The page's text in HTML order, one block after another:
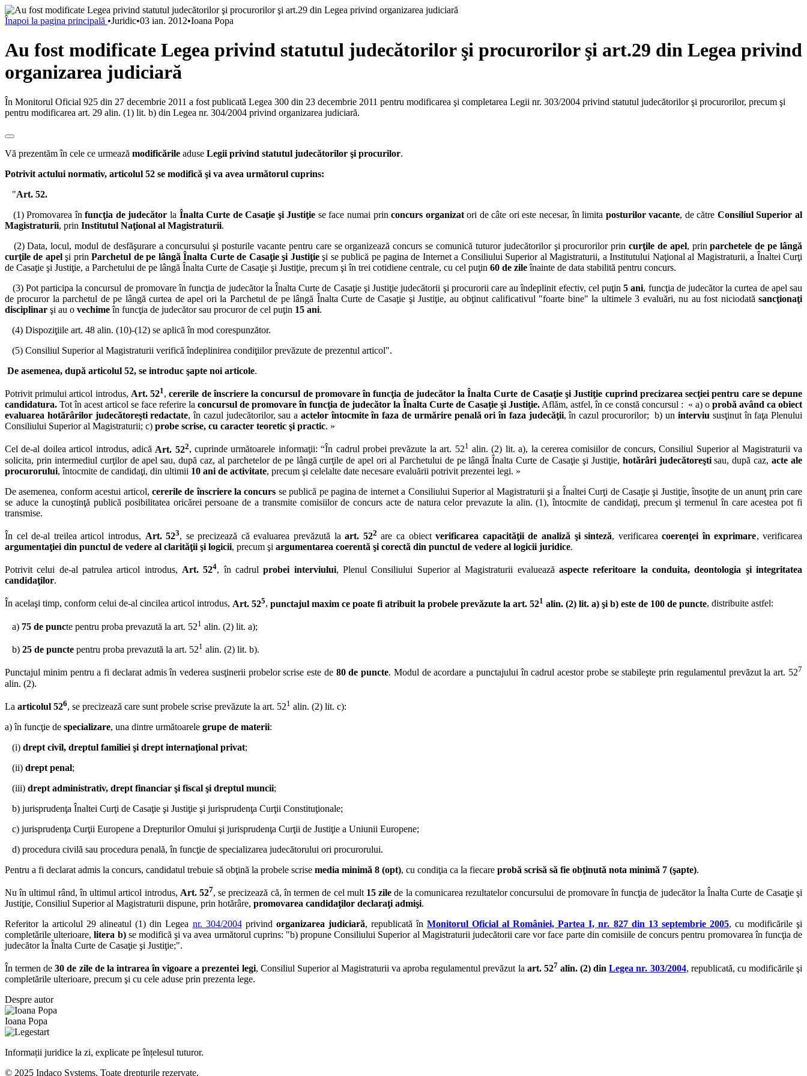
Înapoi la pagina principală •Juridic•03 ian. 2012•Ioana Popa
Au fost modificate Legea privind statutul judecătorilor şi procurorilor şi art.29 din Legea privind
organizarea judiciară
În Monitorul Oficial 925 din 27 decembrie 2011 a fost publicată Legea 300 din 23 decembrie 2011 pentru modificarea şi completarea Legii nr. 303/2004 privind statutul judecătorilor şi procurorilor, precum şi
pentru modificarea art. 29 alin. (1) lit. b) din Legea nr. 304/2004 privind organizarea judiciară.
Vă prezentăm în cele ce urmează modificările aduse Legii privind statutul judecătorilor şi procurilor.
Potrivit actului normativ, articolul 52 se modifică şi va avea următorul cuprins:
"Art. 52.
(1) Promovarea în funcţia de judecător la Înalta Curte de Casaţie şi Justiţie se face numai princoncurs organizatori de câte ori este necesar, în limita posturilor vacante, de către Consiliul Superior al
Magistraturii, prin Institutul Naţional al Magistraturii.
(2) Data, locul, modul de desfăşurare a concursului şi posturile vacante pentru care se organizează concurs se comunică tuturor judecătorilor şi procurorilor princurţile de apel, prinparchetele de pe lângă
curţile de apelşi prin Parchetul de pe lângă Înalta Curte de Casaţie şi Justiţieşi se publică pe pagina de Internet a Consiliului Superior al Magistraturii, a Institutului Naţional al Magistraturii, a Înaltei Curţi
de Casaţie şi Justiţie, a Parchetului de pe lângă Înalta Curte de Casaţie şi Justiţie, precum şi în trei cotidiene centrale, cu cel puţin 60 de zileînainte de data stabilită pentru concurs.
(3) Pot participa la concursul de promovare în funcţia de judecător la Înalta Curte de Casaţie şi Justiţie judecătorii şi procurorii care au îndeplinit efectiv, cel puţin5 ani, funcţia de judecător la curtea de apel sau
de procuror la parchetul de pe lângă curtea de apel ori la Parchetul de pe lângă Înalta Curte de Casaţie şi Justiţie, au obţinut calificativul "foarte bine" la ultimele 3 evaluări, nu au fost niciodată sancţionaţi
disciplinar şi au o vechimeîn funcţia de judecător sau procuror de cel puţin 15 ani.
(4) Dispoziţiile art. 48 alin. (10)-(12) se aplică în mod corespunzător.
(5) Consiliul Superior al Magistraturii verifică îndeplinirea condiţiilor prevăzute de prezentul articol".
De asemenea, după articolul 52, se introduc şapte noi articole.
Potrivit primului articol introdus, Art. 521 ,cererile de înscriere la concursul de promovare în funcţia de judecător la Înalta Curte de Casaţie şi Justiţie cuprind precizarea secţiei pentru care se depune
candidatura. Tot în acest articol se face referire la concursul de promovare în funcţia de judecător la Înalta Curte de Casaţie şi Justiţie. Aflăm, astfel, în ce constă concursul : « a) o probă având ca obiect
evaluarea hotărârilor judecătoreşti redactate, în cazul judecătorilor, sau a actelor întocmite în faza de urmărire penală ori în faza judecăţii, în cazul procurorilor; b) un interviu susţinut în faţa Plenului
Consiliului Superior al Magistraturii; c) probe scrise, cu caracter teoretic şi practic. »
Cel de-al doilea articol introdus, adică Art. 522, cuprinde următoarele informaţii: “În cadrul probei prevăzute la art. 521 alin. (2) lit. a), la cererea comisiilor de concurs, Consiliul Superior al Magistraturii va
solicita, prin intermediul curţilor de apel sau, după caz, al parchetelor de pe lângă curţile de apel ori al Parchetului de pe lângă Înalta Curte de Casaţie şi Justiţie, hotărâri judecătoreştisau, după caz,acte ale
procurorului, întocmite de candidaţi, din ultimii 10 ani de activitate, precum şi celelalte date necesare evaluării potrivit prezentei legi. »
De asemenea, conform acestui articol, cererile de înscriere la concurs se publică pe pagina de internet a Consiliului Superior al Magistraturii şi a Înaltei Curţi de Casaţie şi Justiţie, însoţite de un anunţ prin care
se aduce la cunoştinţă publică posibilitatea oricărei persoane de a transmite comisiilor de concurs acte de natura celor prevazute la alin. (1), întocmite de candidaţi, precum şi termenul în care acestea pot fi
transmise.
În cel de-al treilea articol introdus, Art. 523, se precizează că evaluarea prevăzută laart. 522 are ca obiectverificarea capacităţii de analiză şi sinteză, verificareacoerenţei în exprimare, verificarea
argumentaţiei din punctul de vedere al clarităţii şi logicii, precum şi argumentarea coerentă şi corectă din punctul de vedere al logicii juridice.
Potrivit celui de-al patrulea articol introdus, Art. 524, în cadrulprobei interviului, Plenul Consiliului Superior al Magistraturii evalueazăaspecte referitoare la conduita, deontologia şi integritatea
candidaţilor.
În acelaşi timp, conform celui de-al cincilea articol introdus, Art. 525, punctajul maxim ce poate fi atribuit la probele prevăzute la art. 521 alin. (2) lit. a) şi b) este de 100 de puncte, distribuite astfel:
a) 75 de puncte pentru proba prevazută la art. 521 alin. (2) lit. a);
b) 25 de puncte pentru proba prevazută la art. 521 alin. (2) lit. b).
Punctajul minim pentru a fi declarat admis în vederea susţinerii probelor scrise este de 80 de puncte. Modul de acordare a punctajului în cadrul acestor probe se stabileşte prin regulamentul prevăzut la art. 527
alin. (2).
La articolul 526, se precizează care sunt probele scrise prevăzute la art. 521 alin. (2) lit. c):
a) în funcţie de specializare, una dintre următoarele grupe de materii:
(i) drept civil, dreptul familiei şi drept internaţional privat;
(ii) drept penal;
(iii) drept administrativ, drept financiar şi fiscal şi dreptul muncii;
b) jurisprudenţa Înaltei Curţi de Casaţie şi Justiţie şi jurisprudenţa Curţii Constituţionale;
c) jurisprudenţa Curţii Europene a Drepturilor Omului şi jurisprudenţa Curţii de Justiţie a Uniunii Europene;
d) procedura civilă sau procedura penală, în funcţie de specializarea judecătorului ori procurorului.
Pentru a fi declarat admis la concurs, candidatul trebuie să obţină la probele scrise media minimă 8 (opt), cu condiţia ca la fiecare probă scrisă să fie obţinută nota minimă 7 (şapte).
Nu în ultimul rând, în ultimul articol introdus, Art. 527, se precizează că, în termen de cel mult 15 zile de la comunicarea rezultatelor concursului de promovare în funcţia de judecător la Înalta Curte de Casaţie şi
Justiţie, Consiliul Superior al Magistraturii dispune, prin hotărâre, promovarea candidaţilor declaraţi admişi.
Referitor la articolul 29 alineatul (1) din Legea nr. 304/2004privind organizarea judiciară, republicată înMonitorul Oficial al României, Partea I, nr. 827 din 13 septembrie 2005, cu modificările şi
completările ulterioare,litera b)se modifică şi va avea următorul cuprins: "b) propune Consiliului Superior al Magistraturii judecătorii care vor face parte din comisiile de concurs pentru promovarea în funcţia de
judecător la Înalta Curte de Casaţie şi Justiţie;".
În termen de30 de zile de la intrarea în vigoare a prezentei legi, Consiliul Superior al Magistraturii va aproba regulamentul prevăzut la art. 527 alin. (2) dinLegea nr. 303/2004, republicată, cu modificările şi
completările ulterioare, precum şi cu cele aduse prin prezenta lege.
Despre autor
Ioana Popa
Informații juridice la zi, explicate pe înțelesul tuturor.
© 2025 Indaco Systems. Toate drepturile rezervate.